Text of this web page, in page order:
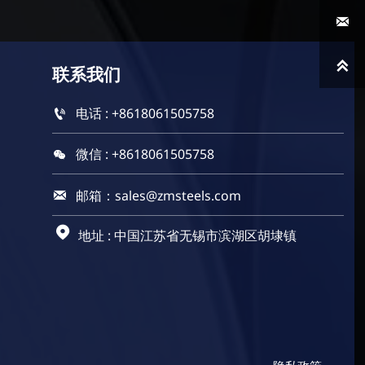
联系我们
 电话 : +8618061505758
 微信 : +8618061505758
 邮箱：sales@zmsteels.com
 地址 : 中国江苏省无锡市滨湖区胡埭镇

